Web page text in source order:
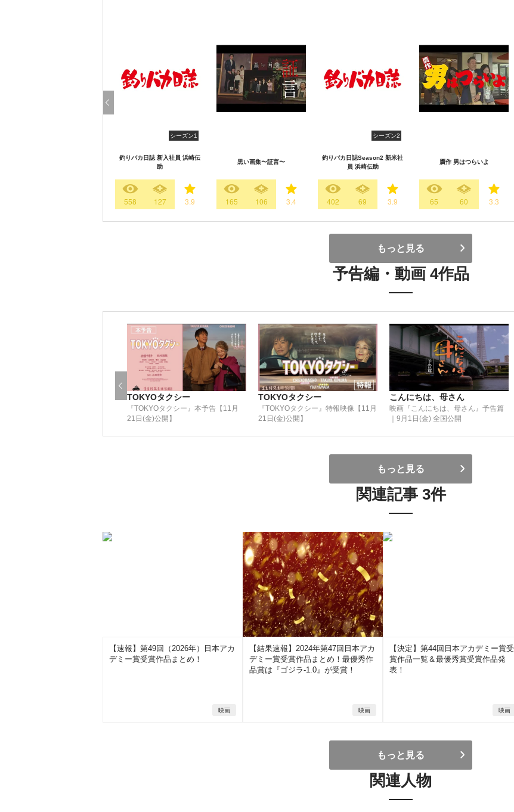
シーズン1
釣りバカ日誌 新入社員 浜崎伝
助
558 127 3.9
黒い画集〜証言〜
165 106 3.4
シーズン2
釣りバカ日誌Season2 新米社
員 浜崎伝助
402 69 3.9
贋作 男はつらいよ
65 60 3.3
もっと見る
予告編・動画 4作品
TOKYOタクシー
『TOKYOタクシー』本予告【11月
21日(金)公開】
TOKYOタクシー
『TOKYOタクシー』特報映像【11月
21日(金)公開】
こんにちは、母さん
映画『こんにちは、母さん』予告篇
｜9月1日(金) 全国公開
もっと見る
関連記事 3件
【速報】第49回（2026年）日本アカ
デミー賞受賞作品まとめ！
映画
【結果速報】2024年第47回日本アカ
デミー賞受賞作品まとめ！最優秀作
品賞は『ゴジラ-1.0』が受賞！
映画
【決定】第44回日本アカデミー賞受
賞作品一覧＆最優秀賞受賞作品発
表！
映画
もっと見る
関連人物